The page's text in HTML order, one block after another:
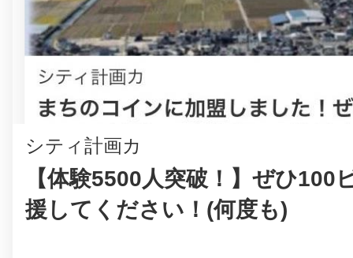
シティ計画カ
【体験5500人突破！】ぜひ100
援してください！(何度も)
お知らせ
お問い合わせ
プライバシーポ